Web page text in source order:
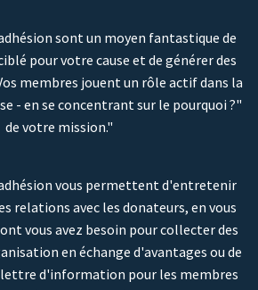
sont un moyen fantastique de
pour votre cause et de générer des
membres jouent un rôle actif dans la
- en se concentrant sur le pourquoi ?"
de votre mission."
vous permettent d'entretenir
relations avec les donateurs, en vous
vous avez besoin pour collecter des
en échange d'avantages ou de
lettre d'information pour les membres